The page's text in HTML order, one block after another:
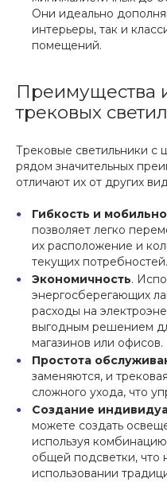
Они идеально
интерьеры, так и
помещений.
Преимущества
трековых
Трековые светильники с
рядом значительных
отличают их от других
Гибкость и
позволяет легко
их расположение и
текущих потребностей.
Экономичность.
энергосберегающих
расходы на
выгодным решением
магазинов или офисов.
Простота
заменяются, и
сложного ухода, что
Создание
можете создать
используя
общей подсветки, что
использовании